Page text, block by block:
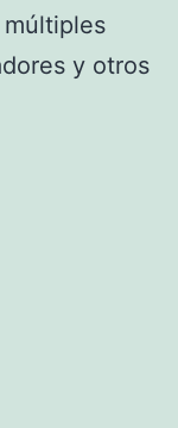
y otros